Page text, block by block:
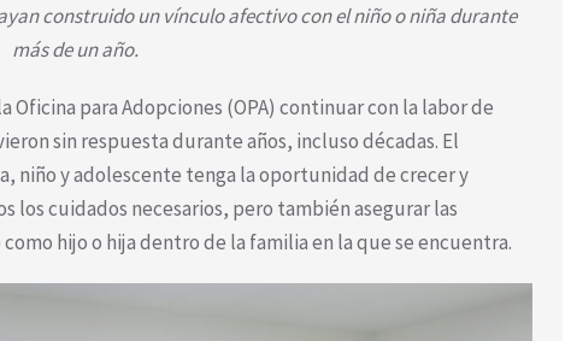
construido un vínculo afectivo con el niño o niña durante
más de un año.
para Adopciones (OPA) continuar con la labor de
sin respuesta durante años, incluso décadas. El
niño y adolescente tenga la oportunidad de crecer y
los cuidados necesarios, pero también asegurar las
hijo o hija dentro de la familia en la que se encuentra.